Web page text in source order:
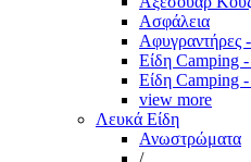
Ασφάλεια
Αφυγραντήρες -
Είδη Camping
Είδη Camping
view more
Λευκά Είδη
Ανωστρώματα
/